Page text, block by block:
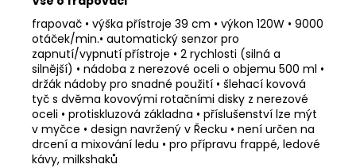
frapovač • výška přístroje 39 cm • výkon 120W • 9000
otáček/min.• automatický senzor pro
zapnutí/vypnutí přístroje • 2 rychlosti (silná a
silnější) • nádoba z nerezové oceli o objemu 500 ml •
držák nádoby pro snadné použití • šlehací kovová
tyč s dvěma kovovými rotačními disky z nerezové
oceli • protiskluzová základna • příslušenství lze mýt
v myčce • design navržený v Řecku • není určen na
drcení a mixování ledu • pro přípravu frappé, ledové
kávy, milkshaků